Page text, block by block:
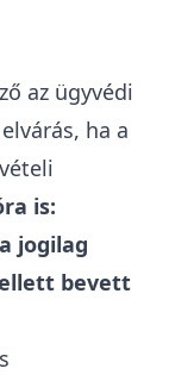
az ügyvédi
ha a
is:
jogilag
bevett